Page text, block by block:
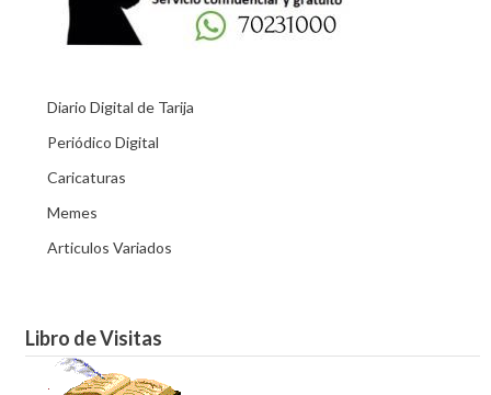
Diario Digital de Tarija
Periódico Digital
Caricaturas
Memes
Articulos Variados
Libro de Visitas